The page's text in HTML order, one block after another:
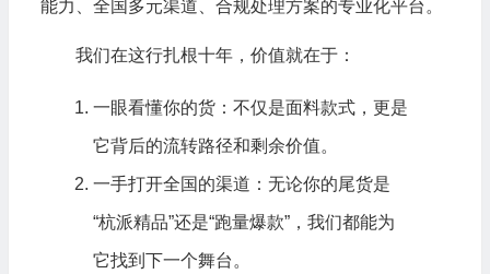
能力、全国多元渠道、合规处理方案的专业化平台。
我们在这行扎根十年，价值就在于：
一眼看懂你的货：不仅是面料款式，更是
它背后的流转路径和剩余价值。
一手打开全国的渠道：无论你的尾货是
“杭派精品”还是“跑量爆款”，我们都能为
它找到下一个舞台。